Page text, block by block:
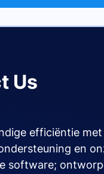
Us
efficiëntie
en
software;